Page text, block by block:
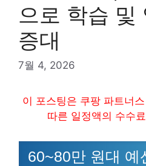
으로 학습 및
증대
7월 4, 2026
이 포스팅은 쿠팡 파트너
따른 일정액의 수수
60~80만 원대 예